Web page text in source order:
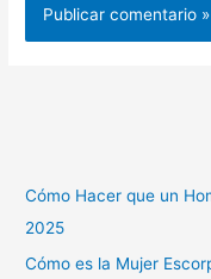
Cómo Hacer que un
2025
Cómo es la Mujer